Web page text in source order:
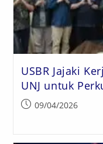
USBR Jajaki
UNJ untuk
09/04/2026